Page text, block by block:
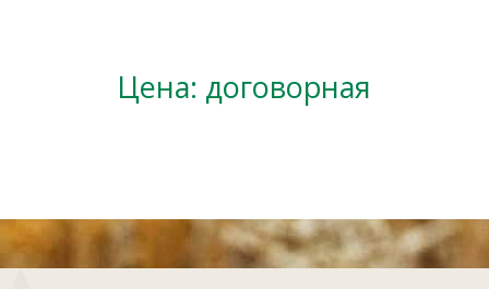
Цена: договорная